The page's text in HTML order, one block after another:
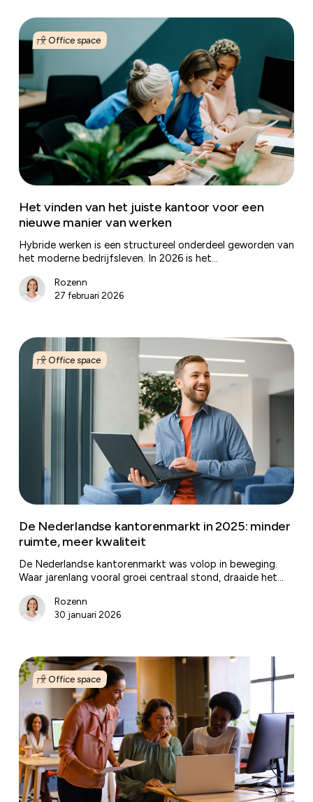
Het
vinden
het
juiste
kantoor
voor
nieuwe
manier
van
werken
Office space
Het vinden van het juiste kantoor voor een
nieuwe manier van werken
Hybride werken is een structureel onderdeel geworden van
het moderne bedrijfsleven. In 2026 is het…
Rozenn
27 februari 2026
De
Nederlandse
kantorenmarkt
kwaliteit
Office space
De Nederlandse kantorenmarkt in 2025: minder
ruimte, meer kwaliteit
De Nederlandse kantorenmarkt was volop in beweging.
Waar jarenlang vooral groei centraal stond, draaide het…
Rozenn
30 januari 2026
Stop
met
alsof
het
2010
is
Office space